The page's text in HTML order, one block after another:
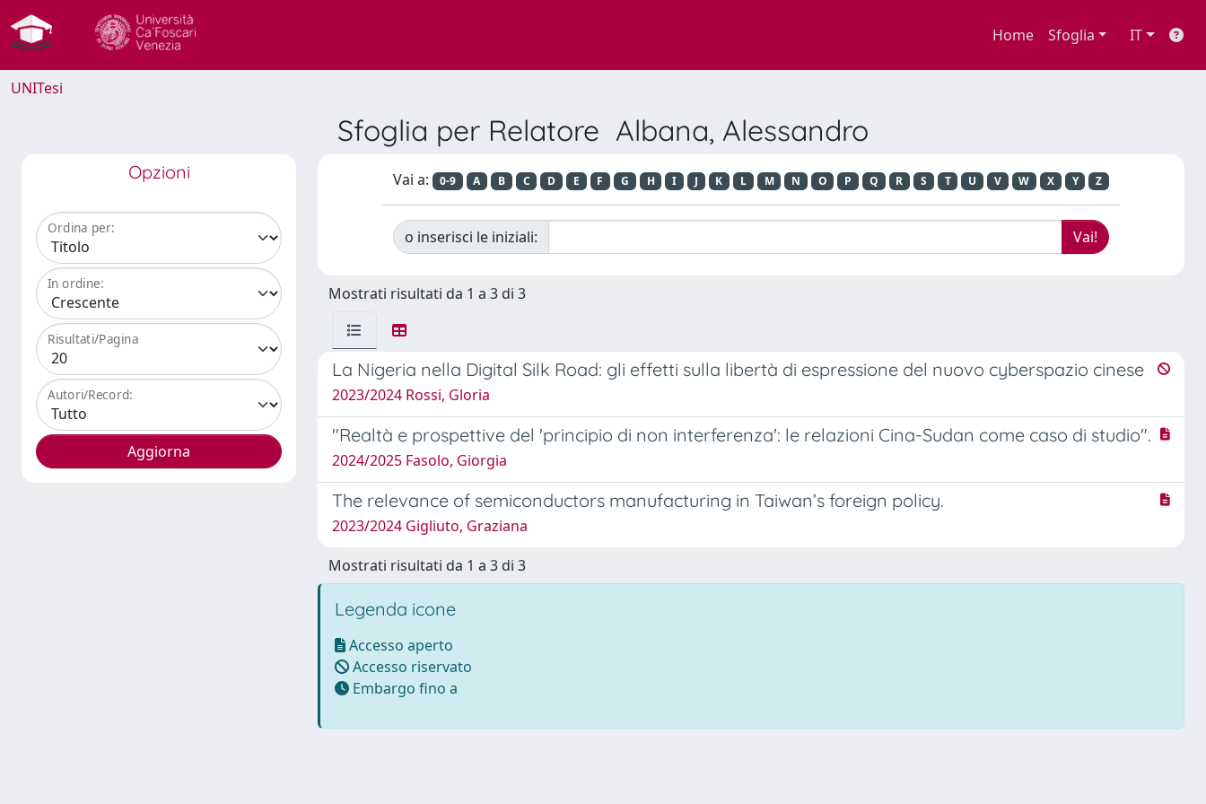
Home Sfoglia IT
UNITesi
Sfoglia per Relatore Albana, Alessandro
Opzioni
Ordina per:
In ordine:
Risultati/Pagina
Autori/Record:
Vai a: 0-9 A B C D E F G H I J K L M N O P Q R S T U V W X Y Z
o inserisci le iniziali:
Mostrati risultati da 1 a 3 di 3
La Nigeria nella Digital Silk Road: gli effetti sulla libertà di espressione del nuovo cyberspazio cinese
2023/2024 Rossi, Gloria
"Realtà e prospettive del 'principio di non interferenza': le relazioni Cina-Sudan come caso di studio".
2024/2025 Fasolo, Giorgia
The relevance of semiconductors manufacturing in Taiwan’s foreign policy.
2023/2024 Gigliuto, Graziana
Mostrati risultati da 1 a 3 di 3
Legenda icone
Accesso aperto
Accesso riservato
Embargo fino a